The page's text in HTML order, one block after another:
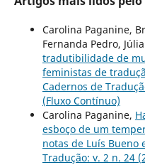
Carolina Paganine,
Fernanda Pedro,
tradutibilidade de
feministas de
Cadernos de
(Fluxo Contínuo)
Carolina Paganine,
esboço de um
notas de Luís Bueno
Tradução: v. 2 n. 24